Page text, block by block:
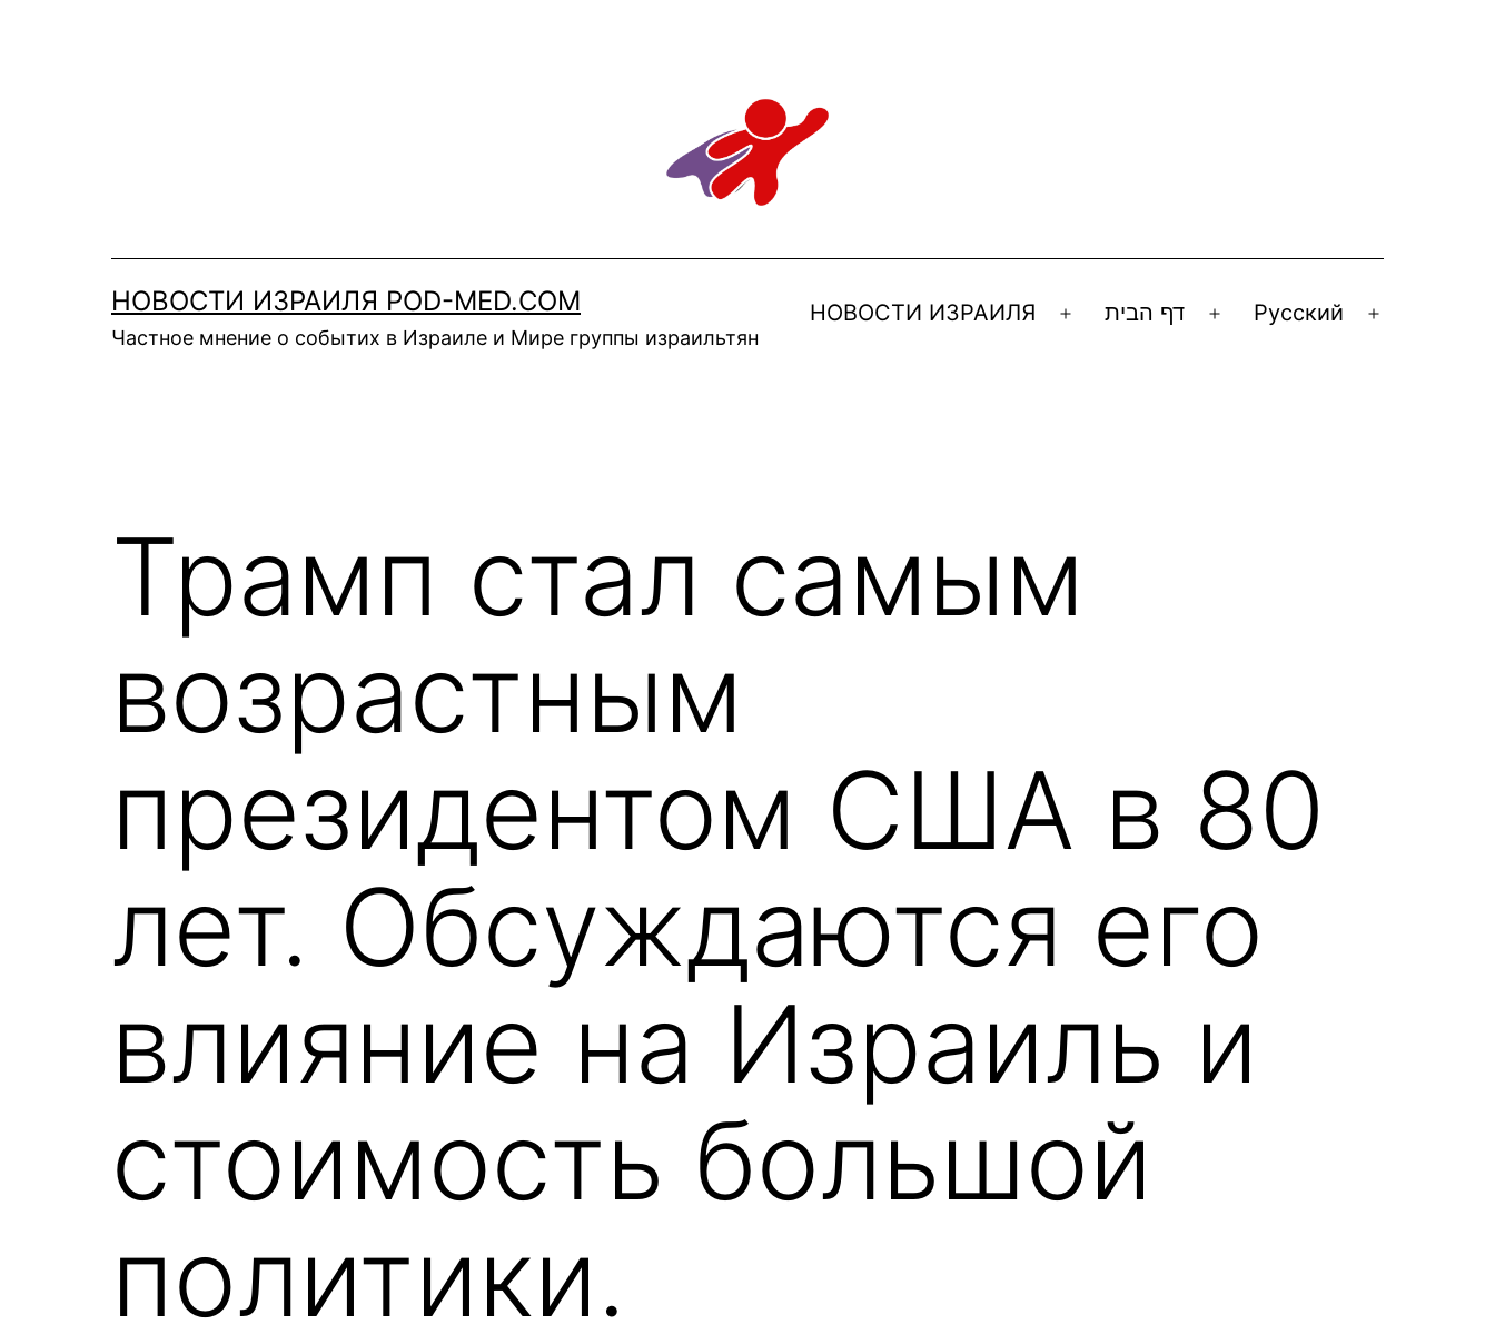
НОВОСТИ ИЗРАИЛЯ POD-MED.COM
Частное мнение о событих в Израиле и Мире группы израильтян
НОВОСТИ ИЗРАИЛЯ
Открыть
דף הבית
ОткрытьРусский
Открыть
Трамп стал самым
возрастным
президентом США в 80
лет. Обсуждаются его
влияние на Израиль и
стоимость большой
политики.